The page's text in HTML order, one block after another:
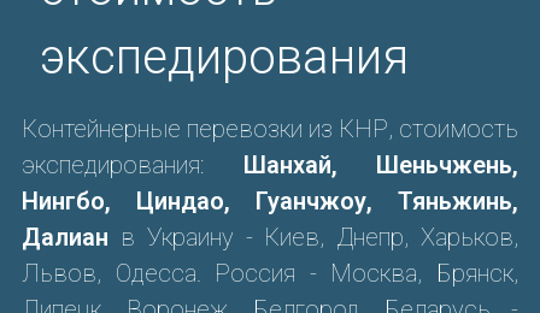
экспедирования
Контейнерные перевозки из КНР, стоимость
экспедирования: Шанхай, Шеньчжень,
Нингбо, Циндао, Гуанчжоу, Тяньжинь,
Далиан в Украину - Киев, Днепр, Харьков,
Львов, Одесса. Россия - Москва, Брянск,